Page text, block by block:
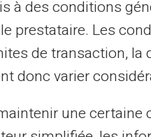
des finances
en particulier lorsqu'il
bancaires coûteux.
20/12/2024 Veritas
à des conditions
prestataire. Les
de transaction,
donc varier
une certaine